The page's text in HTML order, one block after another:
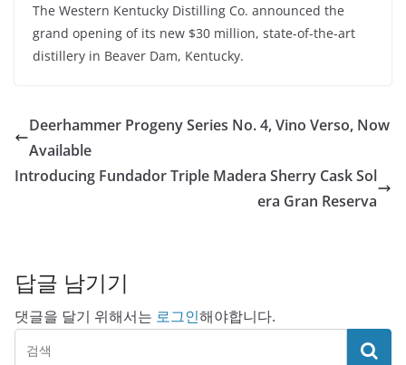
The Western Kentucky Distilling Co. announced the
grand opening of its new $30 million, state-of-the-art
distillery in Beaver Dam, Kentucky.
Deerhammer Progeny Series No. 4, Vino Verso, Now
Available
Introducing Fundador Triple Madera Sherry Cask Sol
era Gran Reserva
답글 남기기
댓글을 달기 위해서는 로그인해야합니다.